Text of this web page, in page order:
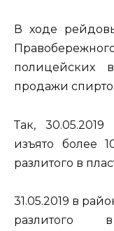
В ходе
полицейских
продажи
Так,
изъято более
разлитого в
31.05.2019 в
разлитого